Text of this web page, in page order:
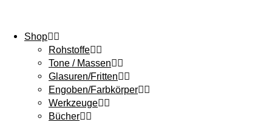
Shop
Rohstoffe
Tone / Massen
Glasuren/Fritten
Engoben/Farbkörper
Werkzeuge
Bücher